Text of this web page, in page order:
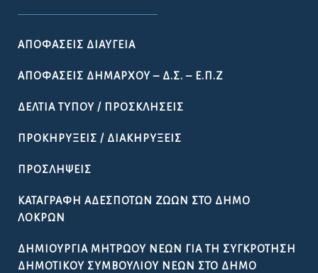
ΑΠΟΦΆΣΕΙΣ ΔΙΑΎΓΕΙΑ
ΑΠΟΦΆΣΕΙΣ ΔΗΜΆΡΧΟΥ – Δ.Σ. – Ε.Π.Ζ
ΔΕΛΤΊΑ ΤΎΠΟΥ / ΠΡΟΣΚΛΉΣΕΙΣ
ΠΡΟΚΗΡΎΞΕΙΣ / ΔΙΑΚΗΡΎΞΕΙΣ
ΠΡΟΣΛΉΨΕΙΣ
ΚΑΤΑΓΡΑΦΉ ΑΔΈΣΠΟΤΩΝ ΖΏΩΝ ΣΤΟ ΔΉΜΟ
ΛΟΚΡΏΝ
ΔΗΜΙΟΥΡΓΊΑ ΜΗΤΡΏΟΥ ΝΈΩΝ ΓΙΑ ΤΗ ΣΥΓΚΡΌΤΗΣΗ
ΔΗΜΟΤΙΚΟΎ ΣΥΜΒΟΥΛΊΟΥ ΝΈΩΝ ΣΤΟ ΔΉΜΟ